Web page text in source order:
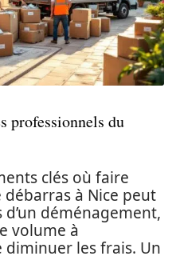
professionnels du
clés où faire
à Nice peut
d’un déménagement,
volume à
les frais. Un